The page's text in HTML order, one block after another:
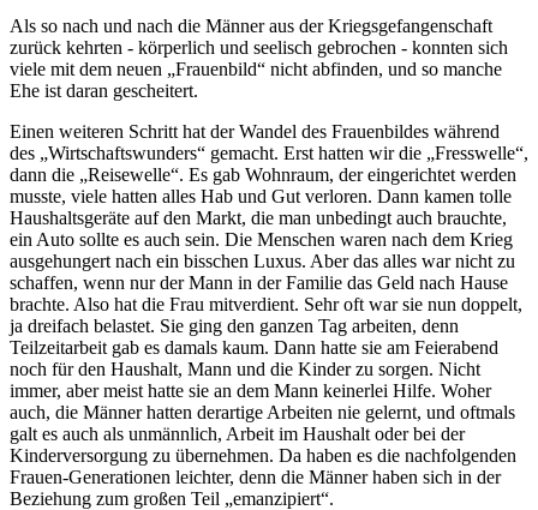
Als so nach und nach die Männer aus der Kriegsgefangenschaft
zurück kehrten - körperlich und seelisch gebrochen - konnten sich
viele mit dem neuen
Frauenbild
nicht abfinden, und so manche
Ehe ist daran gescheitert.
Einen weiteren Schritt hat der Wandel des Frauenbildes während
des
Wirtschaftswunders gemacht. Erst hatten wir die Fresswelle ,
dann die
Reisewelle . Es gab Wohnraum, der eingerichtet werden
musste, viele hatten alles Hab und Gut verloren. Dann kamen tolle
Haushaltsgeräte auf den Markt, die man unbedingt auch brauchte,
ein Auto sollte es auch sein. Die Menschen waren nach dem Krieg
ausgehungert nach ein bisschen Luxus. Aber das alles war nicht zu
schaffen, wenn nur der Mann in der Familie das Geld nach Hause
brachte. Also hat die Frau mitverdient. Sehr oft war sie nun doppelt,
ja dreifach belastet. Sie ging den ganzen Tag arbeiten, denn
Teilzeitarbeit gab es damals kaum. Dann hatte sie am Feierabend
noch für den Haushalt, Mann und die Kinder zu sorgen. Nicht
immer, aber meist hatte sie an dem Mann keinerlei Hilfe. Woher
auch, die Männer hatten derartige Arbeiten nie gelernt, und oftmals
galt es auch als unmännlich, Arbeit im Haushalt oder bei der
Kinderversorgung zu übernehmen. Da haben es die nachfolgenden
Frauen-Generationen leichter, denn die Männer haben sich in der
Beziehung zum großen Teil
emanzipiert .